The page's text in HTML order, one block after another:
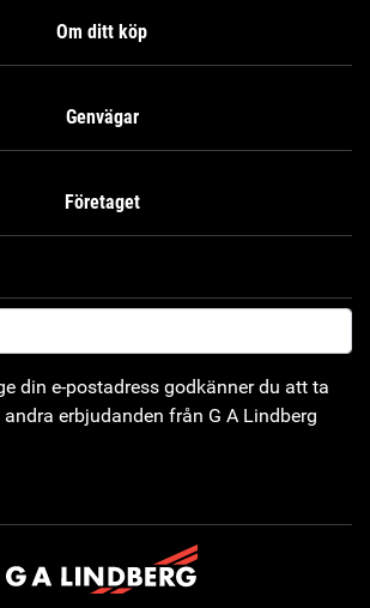
Om ditt köp
Genvägar
Företaget
din e-postadress godkänner du att ta
erbjudanden från G A Lindberg